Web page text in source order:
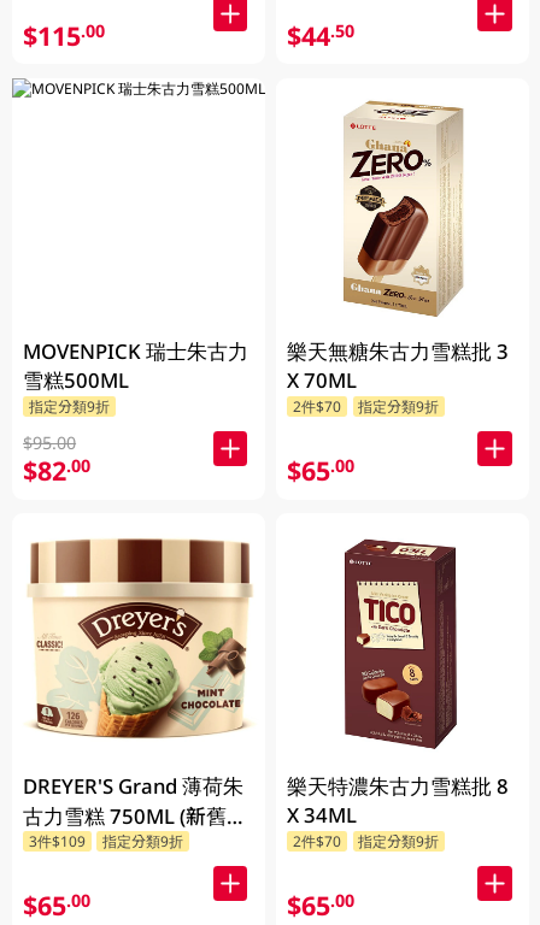
$115.00
MOVENPICK 瑞士朱古力
雪糕500ML
指定分類9折
$95.00
$82.00
DREYER'S Grand 薄荷朱
古力雪糕 750ML (新舊包
裝隨機發貨)
3件$109 指定分類9折
$65.00
$44.50
樂天無糖朱古力雪糕批 3
X 70ML
2件$70 指定分類9折
$65.00
樂天特濃朱古力雪糕批 8
X 34ML
2件$70 指定分類9折
$65.00